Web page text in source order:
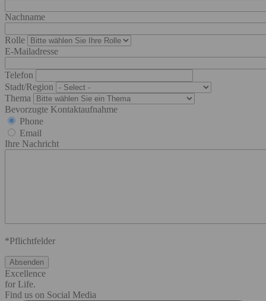
Nachname
Rolle
E-Mailadresse
Telefon
Stadt/Region
Thema
Bevorzugte Kontaktaufnahme
Phone
Email
Ihre Nachricht
*Pflichtfelder
Excellence
for Life.
Find us on Social Media